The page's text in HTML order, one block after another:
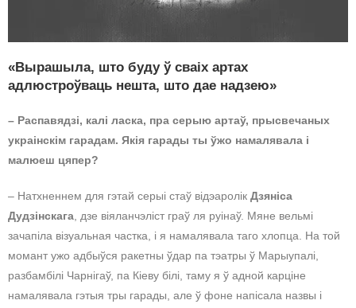
«Вырашыла, што буду ў сваіх артах
адлюстроўваць нешта, што дае надзею»
– Распавядзі, калі ласка, пра серыю артаў, прысвечаных
украінскім гарадам. Якія гарады ты ўжо намалявала і
малюеш цяпер?
– Натхненнем для гэтай серыі стаў відэаролік Дзяніса
Дудзінскага, дзе віяланчэліст граў ля руінаў. Мяне вельмі
зачапіла візуальная частка, і я намалявала таго хлопца. На той
момант ужо адбыўся ракетны ўдар па тэатры ў Марыупалі,
разбамбілі Чарнігаў, па Кіеву білі, таму я ў адной карціне
намалявала гэтыя тры гарады, але ў фоне напісала назвы і